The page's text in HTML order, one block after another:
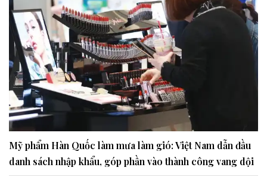
Mỹ phẩm Hàn Quốc làm mưa làm gió: Việt Nam dẫn đầu
danh sách nhập khẩu, góp phần vào thành công vang dội